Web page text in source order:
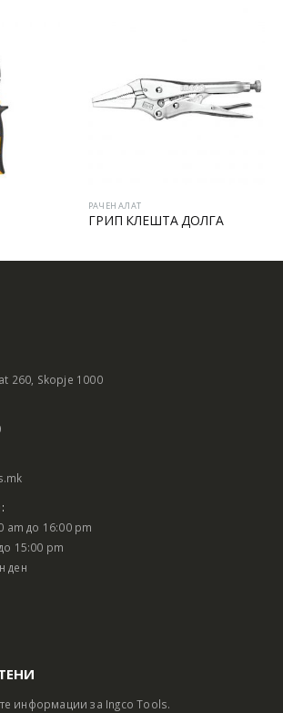
РАЧЕН АЛАТ
ГРИП КЛЕШТА ДОЛГА
260, Skopje 1000
am до 16:00 pm
15:00 pm
ден
информации за Ingco Tools.